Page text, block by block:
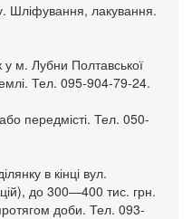
Шліфування, лакування.
м. Лубни Полтавської
Тел. 095-904-79-24.
передмісті. Тел. 050-
в кінці вул.
до 300—400 тис. грн.
доби. Тел. 093-